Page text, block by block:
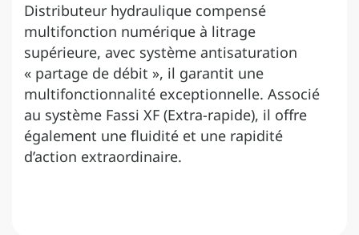
Distributeur hydraulique compensé
multifonction numérique à litrage
supérieure, avec système antisaturation
« partage de débit », il garantit une
multifonctionnalité exceptionnelle. Associé
au système Fassi XF (Extra-rapide), il offre
également une fluidité et une rapidité
d’action extraordinaire.